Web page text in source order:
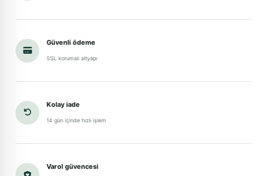
Güvenli ödeme
SSL korumalı altyapı
Kolay iade
14 gün içinde hızlı işlem
Varol güvencesi